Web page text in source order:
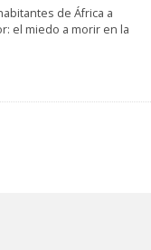
de África a
el miedo a morir en la